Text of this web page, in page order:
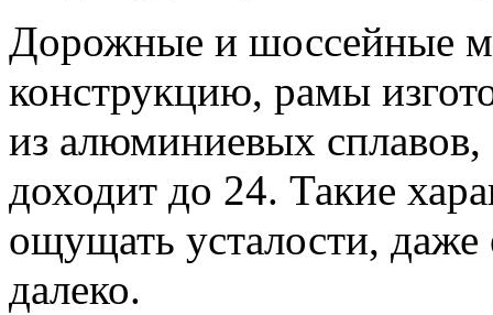
Дорожные и шоссейные
конструкцию, рамы
из алюминиевых сплавов,
доходит до 24. Такие
ощущать усталости, даже
далеко.